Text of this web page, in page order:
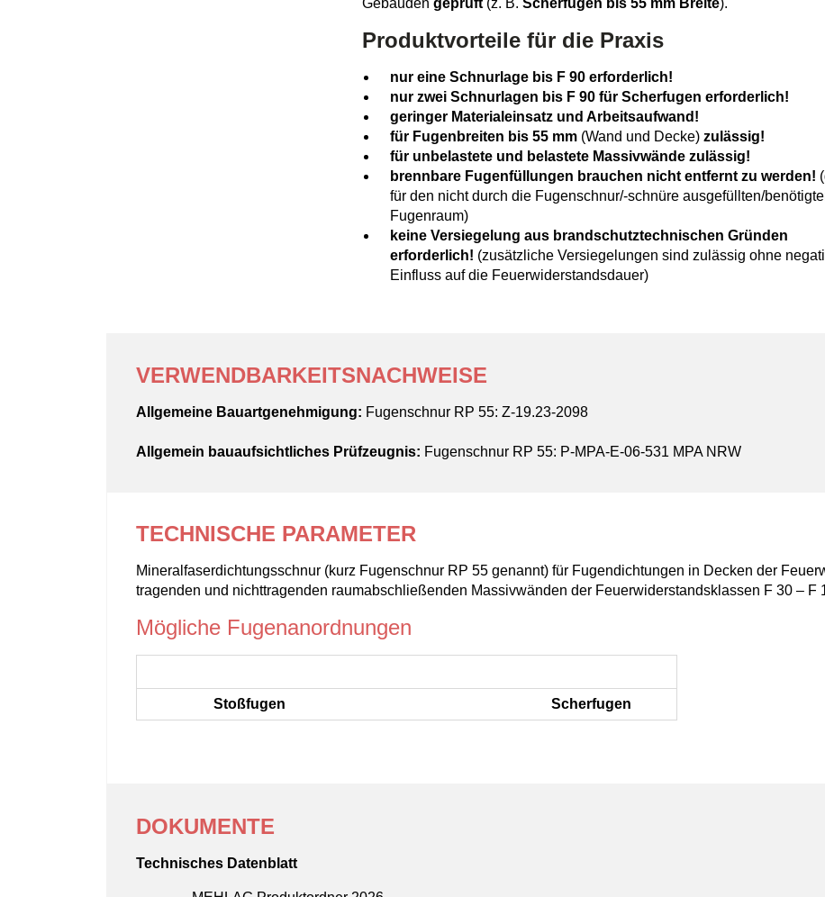
Gebäudengeprüft (z. B.Scherfugen bis 55 mm Breite).
Produktvorteile für die Praxis
nur eine Schnurlage bis F 90 erforderlich!
nur zwei Schnurlagen bis F 90 für Scherfugen erforderlich!
geringer Materialeinsatz und Arbeitsaufwand!
für Fugenbreiten bis 55 mm(Wand und Decke) zulässig!
für unbelastete und belastete Massivwände zulässig!
brennbare Fugenfüllungen brauchen nicht entfernt zu werden!
für den nicht durch die Fugenschnur/-schnüre ausgefüllten/
Fugenraum)
keine Versiegelung aus brandschutztechnischen Gründen
erforderlich! (zusätzliche Versiegelungen sind zulässig ohne
Einfluss auf die Feuerwiderstandsdauer)
VERWENDBARKEITSNACHWEISE
Allgemeine Bauartgenehmigung: Fugenschnur RP 55: Z-19.23-2098
Allgemein bauaufsichtliches Prüfzeugnis: Fugenschnur RP 55: P-MPA-E-06-531 MPA NRW
TECHNISCHE PARAMETER
Mineralfaserdichtungsschnur (kurz Fugenschnur RP 55 genannt) für Fugendichtungen in Decken der
tragenden und nichttragenden raumabschließenden Massivwänden der Feuerwiderstandsklassen F 30 – F
Mögliche Fugenanordnungen
Stoßfugen Scherfugen
DOKUMENTE
Technisches Datenblatt